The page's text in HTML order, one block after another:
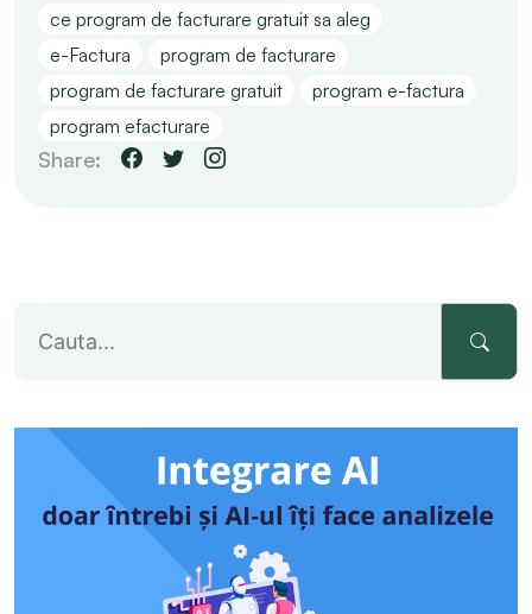
ce program de facturare gratuit sa aleg
e-Factura
program de facturare
program de facturare gratuit
program e-factura
program efacturare
Share: